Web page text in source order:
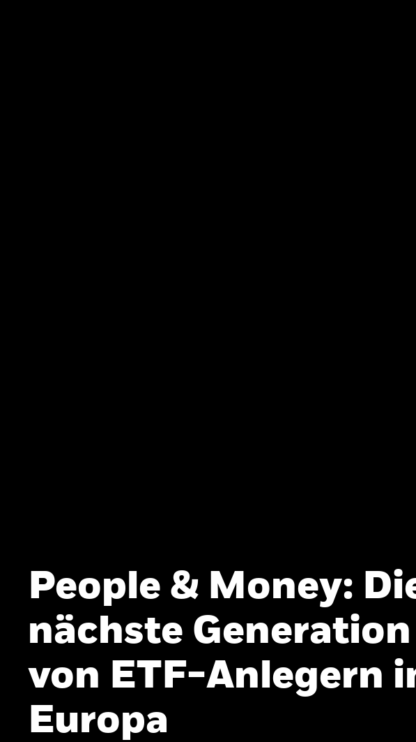
People & Money:
nächste Generation
von ETF-Anlegern
Europa